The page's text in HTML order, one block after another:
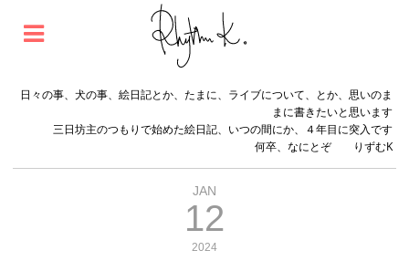
日々の事、犬の事、絵日記とか、たまに、ライブについて、とか、思いのま
まに書きたいと思います
三日坊主のつもりで始めた絵日記、いつの間にか、４年目に突入です
何卒、なにとぞ りずむK
JAN
12
2024